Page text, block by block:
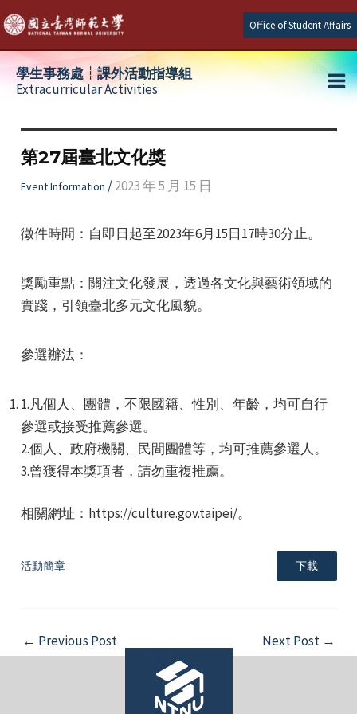
Skip
to
content
Office of Student Affairs
學生事務處┆課外活動指導組
Extracurricular Activities
第27屆臺北文化獎
Event Information /2023 年 5 月 15 日
徵件時間：自即日起至2023年6月15日17時30分止。
獎勵重點：關注文化發展，透過各文化與藝術領域的
實踐，引領臺北多元文化風貌。
參選辦法：
1.凡個人、團體，不限國籍、性別、年齡，均可自行
參選或接受推薦參選。
2.個人、政府機關、民間團體等，均可推薦參選人。
3.曾獲得本獎項者，請勿重複推薦。
相關網址：https://culture.gov.taipei/。
活動簡章 下載
Post
navigation
← Previous Post Next Post →